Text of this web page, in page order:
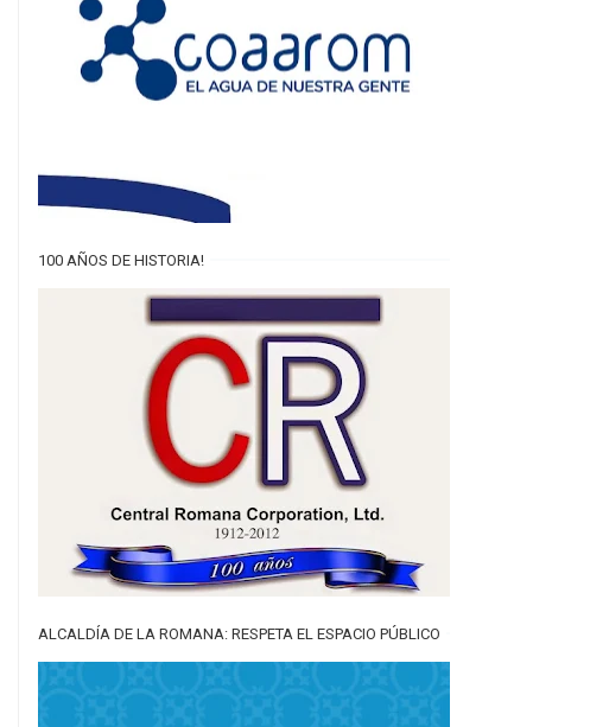
100 AÑOS DE HISTORIA!
ALCALDÍA DE LA ROMANA: RESPETA EL ESPACIO PÚBLICO